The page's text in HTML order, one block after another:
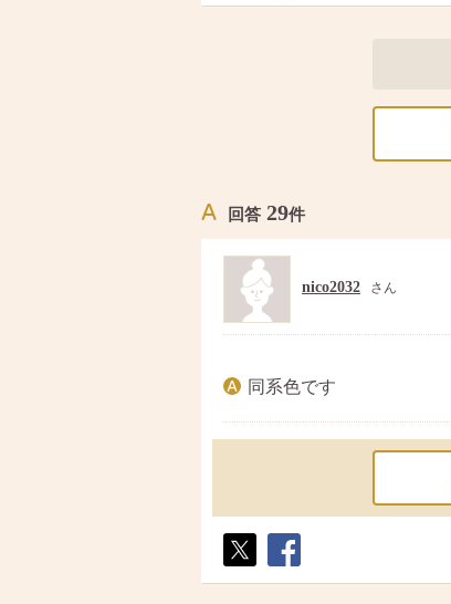
ト
ア
回答 29件
nico2032 さん
同系色です
ト
ア